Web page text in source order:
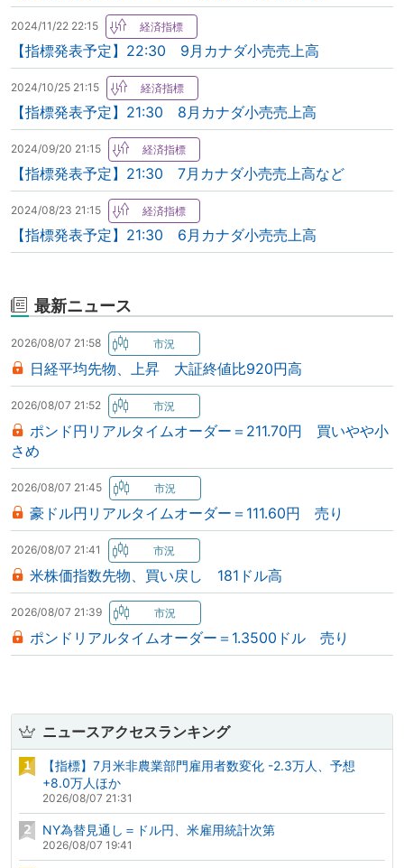
2024/11/22 22:15
【指標発表予定】22:30 9月カナダ小売売上高
2024/10/25 21:15
【指標発表予定】21:30 8月カナダ小売売上高
2024/09/20 21:15
【指標発表予定】21:30 7月カナダ小売売上高など
2024/08/23 21:15
【指標発表予定】21:30 6月カナダ小売売上高
最新ニュース
2026/08/07 21:58
日経平均先物、上昇 大証終値比920円高
2026/08/07 21:52
ポンド円リアルタイムオーダー＝211.70円 買いやや小
さめ
2026/08/07 21:45
豪ドル円リアルタイムオーダー＝111.60円 売り
2026/08/07 21:41
米株価指数先物、買い戻し 181ドル高
2026/08/07 21:39
ポンドリアルタイムオーダー＝1.3500ドル 売り
ニュースアクセスランキング
【指標】7月米非農業部門雇用者数変化 -2.3万人、予想
+8.0万人ほか
2026/08/07 21:31
NY為替見通し＝ドル円、米雇用統計次第
2026/08/07 19:41